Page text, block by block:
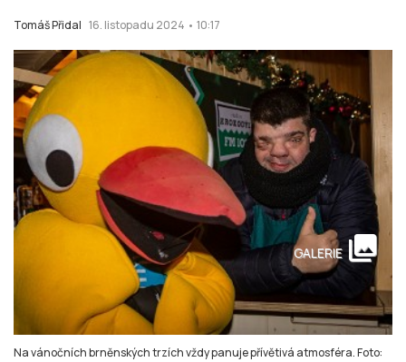
Tomáš Přidal 16. listopadu 2024 • 10:17
Na vánočních brněnských trzích vždy panuje přívětivá atmosféra. Foto:
GALERIE collections